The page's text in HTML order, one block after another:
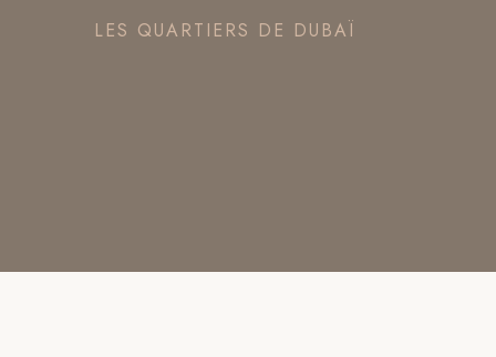
LES QUARTIERS DE DUBAÏ